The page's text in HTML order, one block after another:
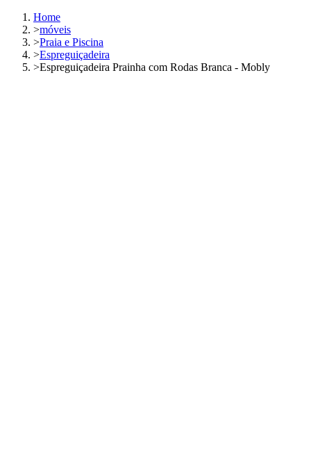
Home
>móveis
>Praia e Piscina
>Espreguiçadeira
>Espreguiçadeira Prainha com Rodas Branca - Mobly